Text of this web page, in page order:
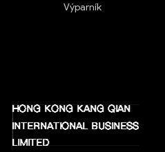
Výparník